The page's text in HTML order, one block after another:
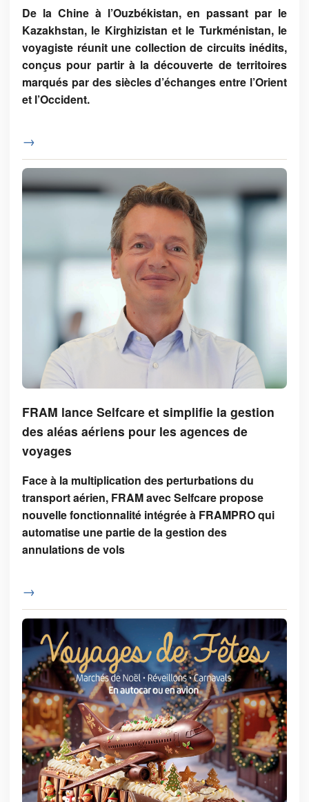
De la Chine à l’Ouzbékistan, en passant par le
Kazakhstan, le Kirghizistan et le Turkménistan, le
voyagiste réunit une collection de circuits inédits,
conçus pour partir à la découverte de territoires
marqués par des siècles d’échanges entre l’Orient
et l’Occident.
→
FRAM lance Selfcare et simplifie la gestion
des aléas aériens pour les agences de
voyages
Face à la multiplication des perturbations du
transport aérien, FRAM avec Selfcare propose
nouvelle fonctionnalité intégrée à FRAMPRO qui
automatise une partie de la gestion des
annulations de vols
→